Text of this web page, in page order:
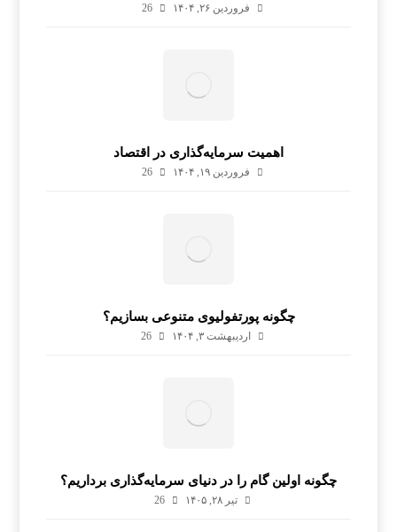
فروردین ۲۶, ۱۴۰۴ 26
اهمیت سرمایه‌گذاری در اقتصاد
فروردین ۱۹, ۱۴۰۴ 26
چگونه پورتفولیوی متنوعی بسازیم؟
اردیبهشت ۳, ۱۴۰۴ 26
چگونه اولین گام را در دنیای سرمایه‌گذاری برداریم؟
تیر ۲۸, ۱۴۰۵ 26